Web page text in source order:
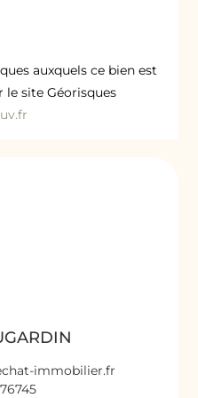
auxquels ce bien est
le site Géorisques
immobilier.fr